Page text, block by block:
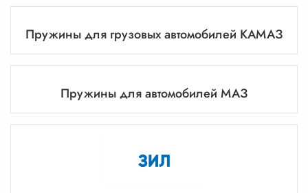
Пружины для грузовых автомобилей КАМАЗ
Пружины для автомобилей МАЗ